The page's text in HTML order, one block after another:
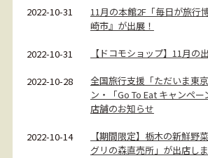
2022-10-31
11月の本館2F「毎日が旅行
崎市』が出展！
2022-10-31 【ドコモショップ】11月の
2022-10-28
全国旅行支援「ただいま東
ン・「Go To Eat キャンペ
店舗のお知らせ
2022-10-14
【期間限定】栃木の新鮮野
グリの森直売所」が出店し